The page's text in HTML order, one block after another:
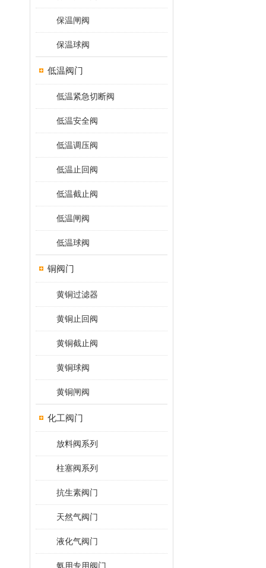
保温闸阀
保温球阀
低温阀门
低温紧急切断阀
低温安全阀
低温调压阀
低温止回阀
低温截止阀
低温闸阀
低温球阀
铜阀门
黄铜过滤器
黄铜止回阀
黄铜截止阀
黄铜球阀
黄铜闸阀
化工阀门
放料阀系列
柱塞阀系列
抗生素阀门
天然气阀门
液化气阀门
氨用专用阀门